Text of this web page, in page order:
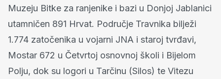
Muzeju Bitke za ranjenike i bazi u Donjoj Jablanici
utamničen 891 Hrvat. Područje Travnika bilježi
1.774 zatočenika u vojarni JNA i staroj tvrđavi,
Mostar 672 u Četvrtoj osnovnoj školi i Bijelom
Polju, dok su logori u Tarčinu (Silos) te Vitezu